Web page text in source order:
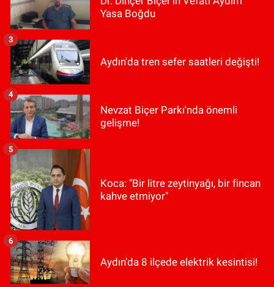
Yasa Boğdu
Aydın'da tren sefer saatleri değişti!
3
Nevzat Biçer Parkı'nda önemli
gelişme!
4
Koca: "Bir litre zeytinyağı, bir fincan
kahve etmiyor"
5
Aydın’da 8 ilçede elektrik kesintisi!
6